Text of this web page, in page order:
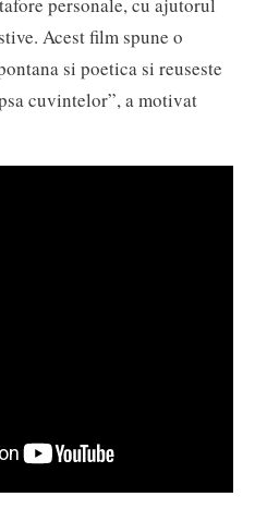
personale, cu ajutorul
Acest film spune o
si poetica si reuseste
cuvintelor”, a motivat